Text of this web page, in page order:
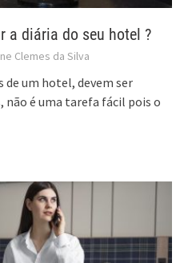
a diária do seu hotel ?
Clemes da Silva
de um hotel, devem ser
não é uma tarefa fácil pois o